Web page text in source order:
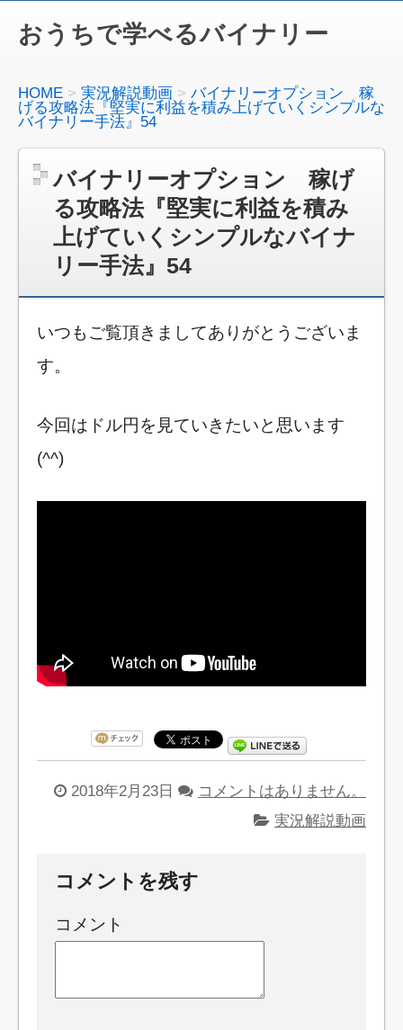
おうちで学べるバイナリー
HOME 実況解説動画
バイナリーオプション 稼
げる攻略法『堅実に利益を積み上げていくシンプルな
バイナリー手法』54
バイナリーオプション 稼げ
る攻略法『堅実に利益を積み
上げていくシンプルなバイナ
リー手法』54
いつもご覧頂きましてありがとうございま
す。
今回はドル円を見ていきたいと思います
(^^)
2018年2月23日
コメントはありません。
実況解説動画
コメントを残す
コメント